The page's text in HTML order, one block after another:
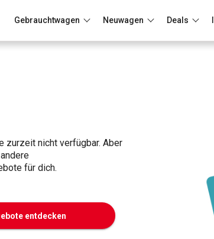
Gebrauchtwagen Neuwagen Deals
zurzeit nicht verfügbar. Aber
für dich.
entdecken